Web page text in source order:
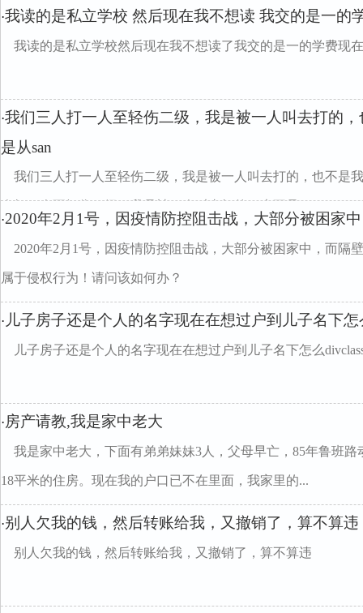
·我读的是私立学校 然后现在我不想读 我交的是一的
我读的是私立学校然后现在我不想读了我交的是一的学费现
·我们三人打一人至轻伤二级，我是被一人叫去打的
是从san
我们三人打一人至轻伤二级，我是被一人叫去打的，也不是
人打一人至轻伤二级，我是被一人叫去打的，也不是...
·2020年2月1号，因疫情防控阻击战，大部分被困家
2020年2月1号，因疫情防控阻击战，大部分被困家中，而隔
属于侵权行为！请问该如何办？
· 儿子房子还是个人的名字现在在想过户到儿子名下怎
儿子房子还是个人的名字现在在想过户到儿子名下怎么
·房产请教,我是家中老大
我是家中老大，下面有弟弟妹妹3人，父母早亡，85年鲁班
18平米的住房。现在我的户口已不在里面，我家里的...
·别人欠我的钱，然后转账给我，又撤销了，算不算违
别人欠我的钱，然后转账给我，又撤销了，算不算违